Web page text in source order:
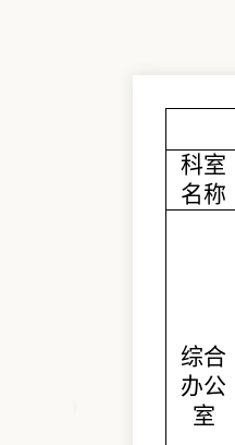
科室
名称
综合
办公
室